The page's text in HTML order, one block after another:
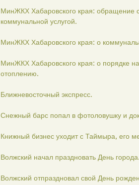
МинЖКХ Хабаровского края: обращение
коммунальной услугой.
МинЖКХ Хабаровского края: о
МинЖКХ Хабаровского края: о порядке
отоплению.
Ближневосточный экспресс.
Снежный барс попал в фотоловушку и
Книжный бизнес уходит с Таймыра, его
Волжский начал праздновать День города.
Волжский отпраздновал свой День